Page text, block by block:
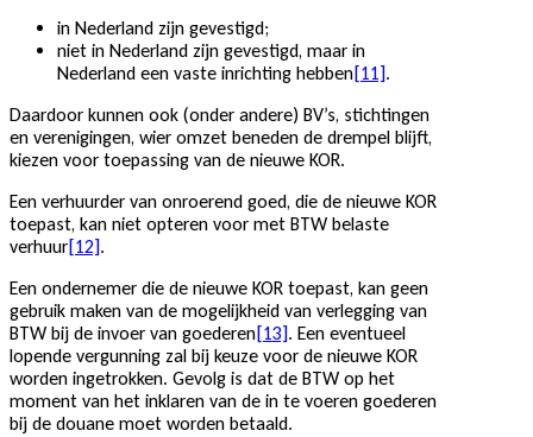
in Nederland zijn gevestigd;
niet in Nederland zijn gevestigd, maar in
Nederland een vaste inrichting hebben[11].
Daardoor kunnen ook (onder andere) BV’s, stichtingen
en verenigingen, wier omzet beneden de drempel blijft,
kiezen voor toepassing van de nieuwe KOR.
Een verhuurder van onroerend goed, die de nieuwe KOR
toepast, kan niet opteren voor met BTW belaste
verhuur[12].
Een ondernemer die de nieuwe KOR toepast, kan geen
gebruik maken van de mogelijkheid van verlegging van
BTW bij de invoer van goederen[13]. Een eventueel
lopende vergunning zal bij keuze voor de nieuwe KOR
worden ingetrokken. Gevolg is dat de BTW op het
moment van het inklaren van de in te voeren goederen
bij de douane moet worden betaald.